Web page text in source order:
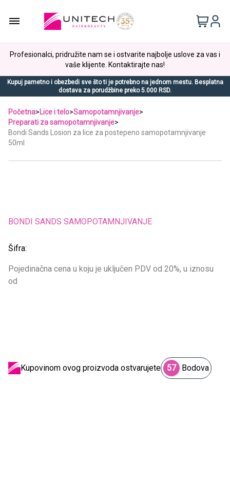
Profesionalci, pridružite nam se i ostvarite najbolje uslove za vas i
vaše klijente. Kontaktirajte nas!
Kupuj pametno i obezbedi sve što ti je potrebno na jednom mestu. Besplatna
dostava za porudžbine preko 5.000 RSD.
Početna>Lice i telo>Samopotamnjivanje>
Preparati za samopotamnjivanje>
Bondi Sands Losion za lice za postepeno samopotamnjivanje
50ml
BONDI SANDS SAMOPOTAMNJIVANJE
Šifra:
Pojedinačna cena u koju je uključen PDV od 20%, u iznosu
od
Kupovinom ovog proizvoda ostvarujete 57 Bodova